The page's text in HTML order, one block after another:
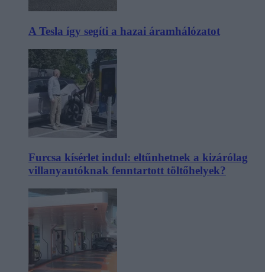
A Tesla így segíti a hazai áramhálózatot
Furcsa kísérlet indul: eltűnhetnek a kizárólag
villanyautóknak fenntartott töltőhelyek?